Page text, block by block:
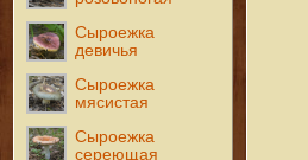
Сыроежка
девичья
Сыроежка
мясистая
Сыроежка
сереющая